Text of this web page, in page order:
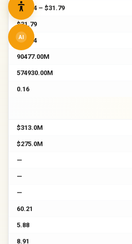
$10.24 – $31.79
$31.79
$10.24
90477.00M
574930.00M
0.16
$313.0M
$275.0M
—
—
—
60.21
5.88
8.91
AI